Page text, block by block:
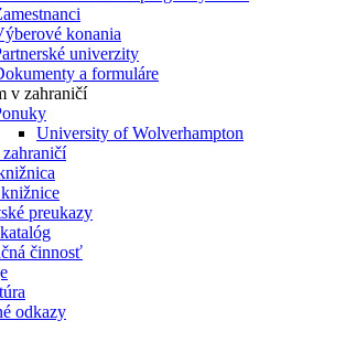
konania
univerzity
a formuláre
v zahraničí
University of Wolverhampton
zahraničí
preukazy
činnosť
odkazy